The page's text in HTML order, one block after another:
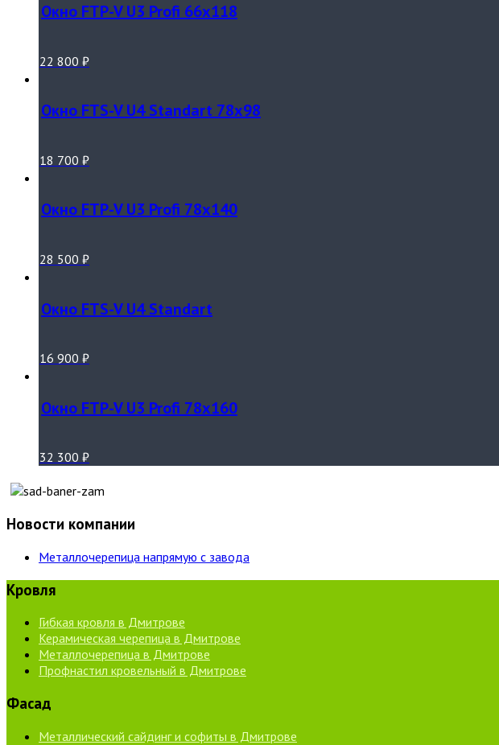
Окно FTP-V U3 Profi 66х118
22 800 ₽
Окно FTS-V U4 Standart 78х98
18 700 ₽
Окно FTP-V U3 Profi 78х140
28 500 ₽
Окно FTS-V U4 Standart
16 900 ₽
Окно FTP-V U3 Profi 78х160
32 300 ₽
Новости компании
Металлочерепица напрямую с завода
Кровля
Гибкая кровля в Дмитрове
Керамическая черепица в Дмитрове
Металлочерепица в Дмитрове
Профнастил кровельный в Дмитрове
Фасад
Металлический сайдинг и софиты в Дмитрове